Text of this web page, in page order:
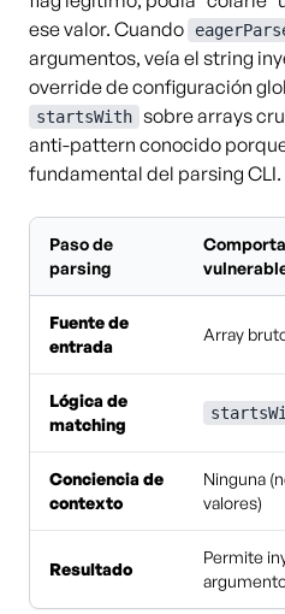
ese valor. Cuando
argumentos, veía el string
override de configuración
startsWith sobre arrays
anti-pattern conocido
fundamental del parsing CLI.
Paso de
parsing
Fuente de
entrada
Array
Lógica de
matching
Conciencia de
contexto
Ninguna
valores)
Resultado
Permite